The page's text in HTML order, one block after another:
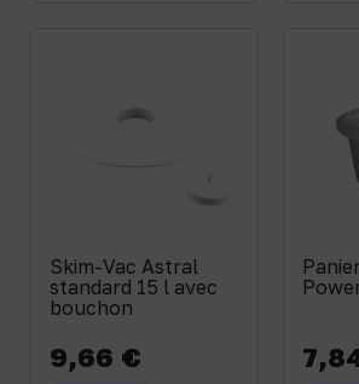
Skim-Vac Astral
standard 15 l avec
bouchon
Prix
9,66 € Prix